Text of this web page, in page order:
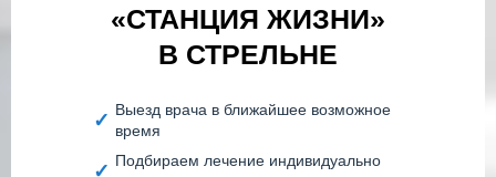
«СТАНЦИЯ ЖИЗНИ»
В СТРЕЛЬНЕ
Выезд врача в ближайшее возможное
время
Подбираем лечение индивидуально